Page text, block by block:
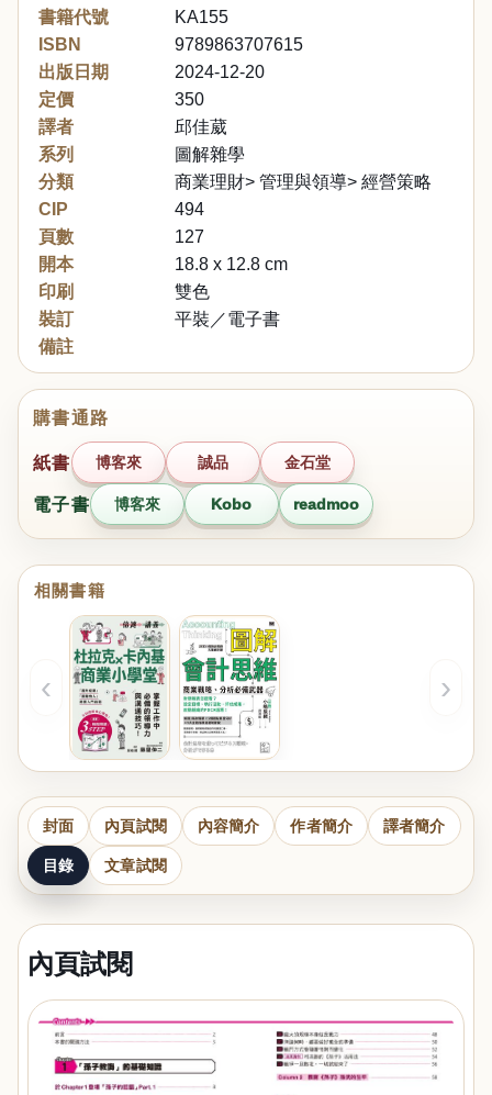
書籍代號
KA155
ISBN
9789863707615
出版日期
2024-12-20
定價
350
譯者
邱佳葳
系列
圖解雜學
分類
商業理財> 管理與領導> 經營策略
CIP
494
頁數
127
開本
18.8 x 12.8 cm
印刷
雙色
裝訂
平裝／電子書
備註
購書通路
紙書 博客來 誠品 金石堂
電子書 博客來 Kobo readmoo
相關書籍
‹ ›
封面 內頁試閱 內容簡介 作者簡介 譯者簡介
目錄 文章試閱
內頁試閱